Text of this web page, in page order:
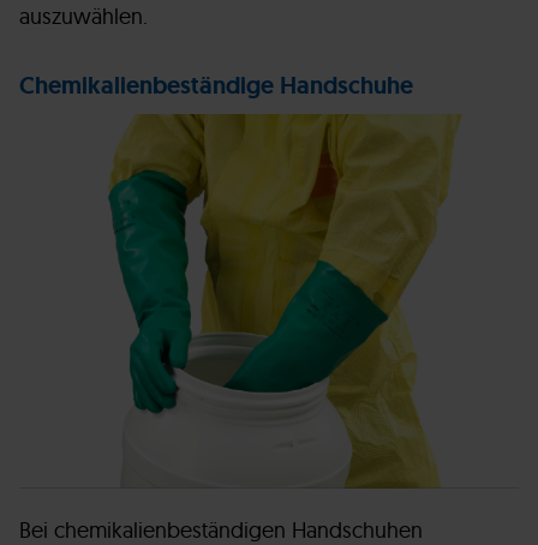
auszuwählen.
Chemikalienbeständige Handschuhe
Bei chemikalienbeständigen Handschuhen